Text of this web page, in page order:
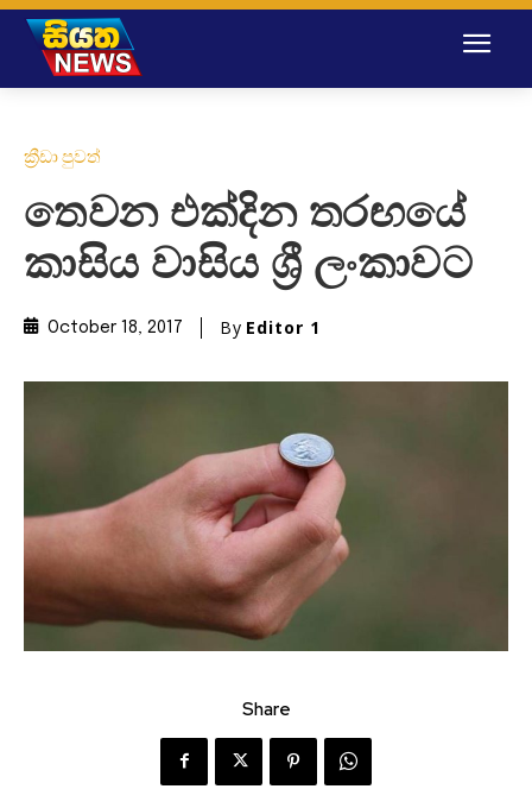
ක්‍රීඩා පුවත්
තෙවන එක්දින තරඟයේ
කාසිය වාසිය ශ්‍රී ලංකාවට
October 18, 2017 By Editor 1
Share